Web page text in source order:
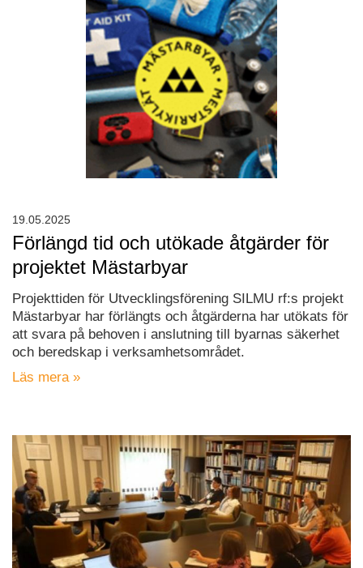
Förlängd tid och utökade åtgärder för
projektet Mästarbyar
Projekttiden för Utvecklingsförening SILMU rf:s projekt
Mästarbyar har förlängts och åtgärderna har utökats för
att svara på behoven i anslutning till byarnas säkerhet
och beredskap i verksamhetsområdet.
Läs mera »
19.05.2025